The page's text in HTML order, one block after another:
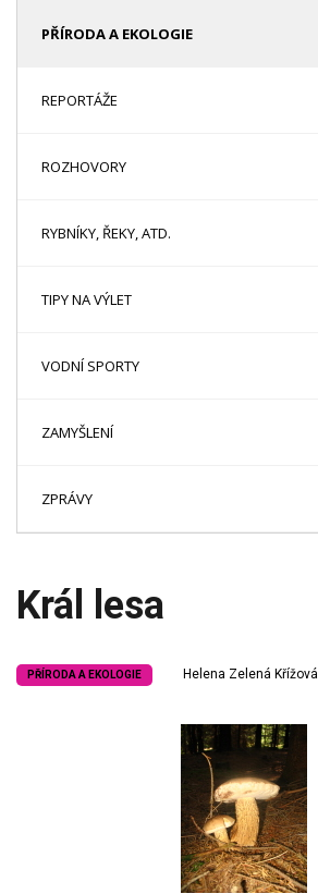
PŘÍRODA A EKOLOGIE
REPORTÁŽE
ROZHOVORY
RYBNÍKY, ŘEKY, ATD.
TIPY NA VÝLET
VODNÍ SPORTY
ZAMYŠLENÍ
ZPRÁVY
Král lesa
PŘÍRODA A EKOLOGIE Helena Zelená Křížová